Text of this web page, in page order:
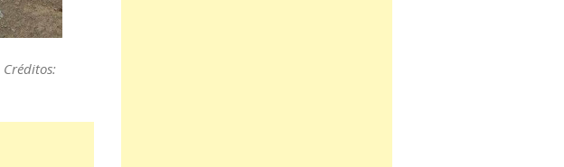
Créditos: